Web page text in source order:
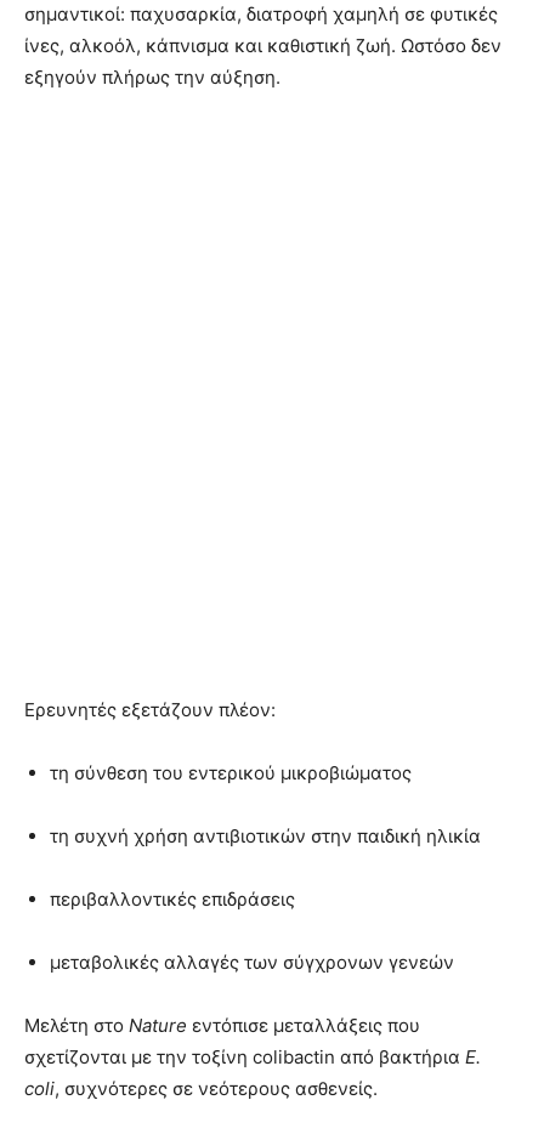
σημαντικοί: παχυσαρκία, διατροφή χαμηλή σε φυτικές
ίνες, αλκοόλ, κάπνισμα και καθιστική ζωή. Ωστόσο δεν
εξηγούν πλήρως την αύξηση.
Ερευνητές εξετάζουν πλέον:
τη σύνθεση του εντερικού μικροβιώματος
τη συχνή χρήση αντιβιοτικών στην παιδική ηλικία
περιβαλλοντικές επιδράσεις
μεταβολικές αλλαγές των σύγχρονων γενεών
Μελέτη στο Nature εντόπισε μεταλλάξεις που
σχετίζονται με την τοξίνη colibactin από βακτήρια E.
coli, συχνότερες σε νεότερους ασθενείς.